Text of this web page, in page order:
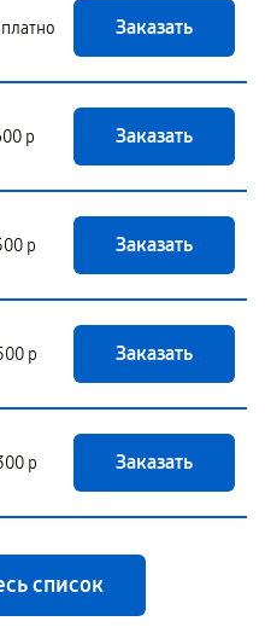
Заказать
р Заказать
р Заказать
р Заказать
р Заказать
список